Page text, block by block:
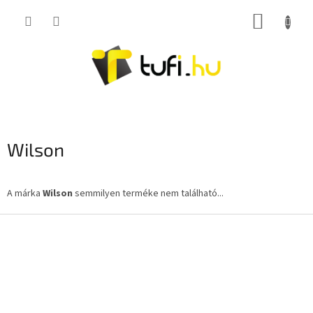
KOSÁR
Wilson
A márka Wilson semmilyen terméke nem található...